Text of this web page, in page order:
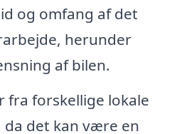
og omfang af det
herunder
af bilen.
fra forskellige lokale
det kan være en